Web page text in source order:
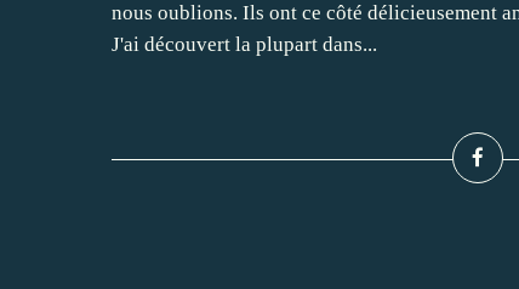
nous oublions. Ils ont ce côté délicieusement
J'ai découvert la plupart dans...